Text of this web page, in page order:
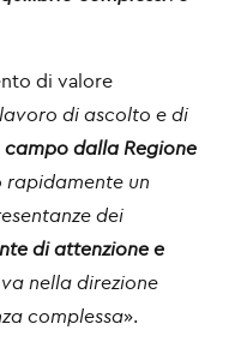
di valore
di ascolto e di
dalla Regione
rapidamente un
dei
di attenzione e
va nella direzione
complessa».